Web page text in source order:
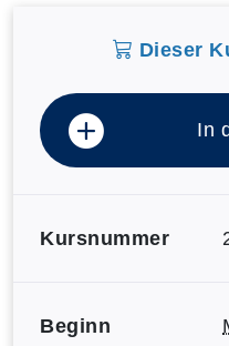
Dieser
In
Kursnummer
Beginn